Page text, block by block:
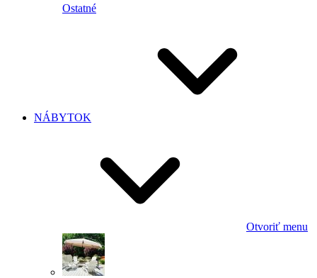
Ostatné
NÁBYTOK
Otvoriť menu